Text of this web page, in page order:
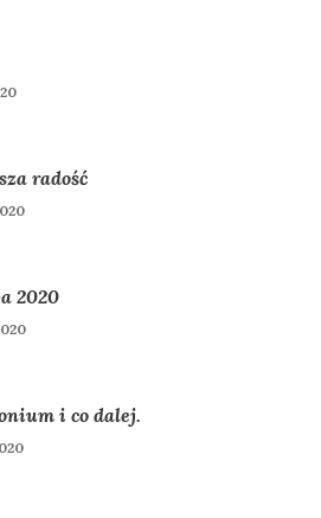
radość
2020
i co dalej.